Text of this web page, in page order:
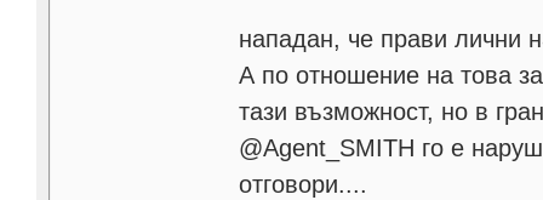
нападан, че прави лични
А по отношение на това
тази възможност, но в
@Agent_SMITH го е
отговори....